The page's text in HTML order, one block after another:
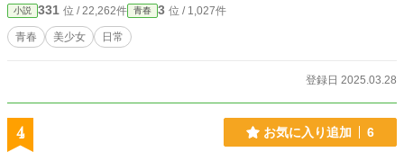
小説 331 位 / 22,262件 青春 3 位 / 1,027件
青春 美少女 日常
登録日 2025.03.28
4 お気に入り追加 6